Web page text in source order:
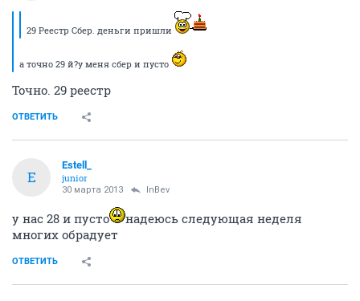
29 Реестр Сбер. деньги пришли
а точно 29 й?у меня сбер и пусто
Точно. 29 реестр
ОТВЕТИТЬ
E
Estell_
junior
30 марта 2013 InBev
у нас 28 и пусто
надеюсь следующая неделя
многих обрадует
ОТВЕТИТЬ